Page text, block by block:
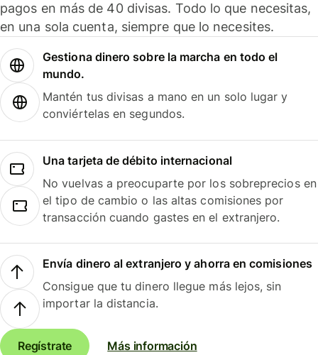
pagos en más de 40 divisas. Todo lo que necesitas,
en una sola cuenta, siempre que lo necesites.
Gestiona dinero sobre la marcha en todo el
mundo.
Mantén tus divisas a mano en un solo lugar y
conviértelas en segundos.
Una tarjeta de débito internacional
No vuelvas a preocuparte por los sobreprecios en
el tipo de cambio o las altas comisiones por
transacción cuando gastes en el extranjero.
Envía dinero al extranjero y ahorra en comisiones
Consigue que tu dinero llegue más lejos, sin
importar la distancia.
Regístrate Más información